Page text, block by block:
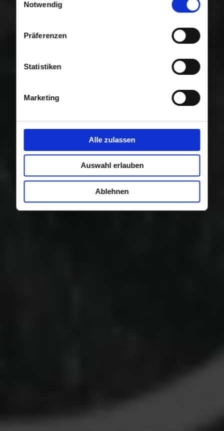
Nutzung der Dienste gesammelt haben.
Notwendig
Präferenzen
Statistiken
Marketing
Alle zulassen
Auswahl erlauben
Ablehnen